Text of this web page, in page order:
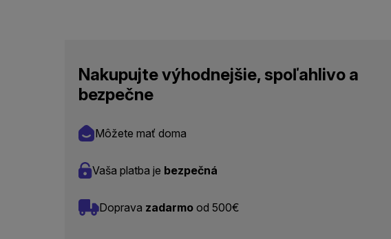
Nakupujte výhodnejšie, spoľahlivo a
bezpečne
Môžete mať doma
Vaša platba je bezpečná
Doprava zadarmo od 500€